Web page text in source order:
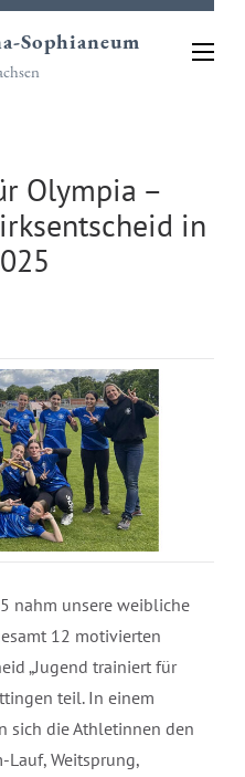
Sophianeum
Olympia –
in
nahm unsere weibliche
12 motivierten
„Jugend trainiert für
teil. In einem
sich die Athletinnen den
Weitsprung,